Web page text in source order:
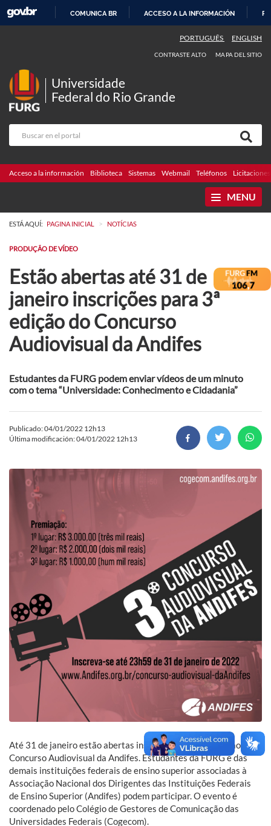
CONTENIDO
COMUNICA BR ACCESO A LA INFORMACIÓN
PORTUGUÊS ENGLISH
CONTRASTE ALTO MAPA DEL SITIO
Universidade
Federal do Rio Grande
Acceso a la información Biblioteca Sistemas Webmail Teléfonos Licitaciones
MENU
ESTÁ AQUÍ: PAGINA INICIAL > NOTÍCIAS
PRODUÇÃO DE VÍDEO
Estão abertas até 31 de
janeiro inscrições para 3ª
edição do Concurso
Audiovisual da Andifes
Estudantes da FURG podem enviar vídeos de um minuto
com o tema “Universidade: Conhecimento e Cidadania”
Publicado: 04/01/2022 12h13
Última modificación: 04/01/2022 12h13
Até 31 de janeiro estão abertas inscrições para a 3ª edição do
Concurso Audiovisual da Andifes. Estudantes da FURG e das
demais instituições federais de ensino superior associadas à
Associação Nacional dos Dirigentes das Instituições Federais
de Ensino Superior (Andifes) podem participar. O evento é
coordenado pelo Colégio de Gestores de Comunicação das
Universidades Federais (Cogecom).